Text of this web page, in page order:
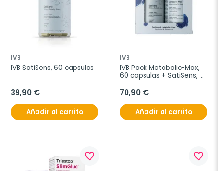
IVB
IVB SatiSens, 60 capsulas
39,90 €
Añadir al carrito
IVB
IVB Pack Metabolic-Max,
60 capsulas + SatiSens,
70,90 €
Añadir al carrito
favorite_border favorite_border